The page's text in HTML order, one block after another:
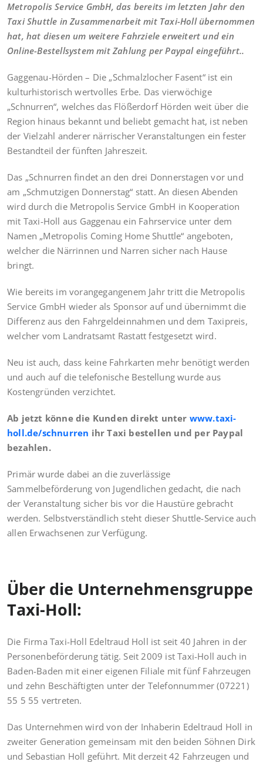
Metropolis Service GmbH, das bereits im letzten Jahr den
Taxi Shuttle in Zusammenarbeit mit Taxi-Holl übernommen
hat, hat diesen um weitere Fahrziele erweitert und ein
Online-Bestellsystem mit Zahlung per Paypal eingeführt..
Gaggenau-Hörden – Die „Schmalzlocher Fasent“ ist ein
kulturhistorisch wertvolles Erbe. Das vierwöchige
„Schnurren“, welches das Flößerdorf Hörden weit über die
Region hinaus bekannt und beliebt gemacht hat, ist neben
der Vielzahl anderer närrischer Veranstaltungen ein fester
Bestandteil der fünften Jahreszeit.
Das „Schnurren findet an den drei Donnerstagen vor und
am „Schmutzigen Donnerstag“ statt. An diesen Abenden
wird durch die Metropolis Service GmbH in Kooperation
mit Taxi-Holl aus Gaggenau ein Fahrservice unter dem
Namen „Metropolis Coming Home Shuttle“ angeboten,
welcher die Närrinnen und Narren sicher nach Hause
bringt.
Wie bereits im vorangegangenem Jahr tritt die Metropolis
Service GmbH wieder als Sponsor auf und übernimmt die
Differenz aus den Fahrgeldeinnahmen und dem Taxipreis,
welcher vom Landratsamt Rastatt festgesetzt wird.
Neu ist auch, dass keine Fahrkarten mehr benötigt werden
und auch auf die telefonische Bestellung wurde aus
Kostengründen verzichtet.
Ab jetzt könne die Kunden direkt unter www.taxi-
holl.de/schnurren ihr Taxi bestellen und per Paypal
bezahlen.
Primär wurde dabei an die zuverlässige
Sammelbeförderung von Jugendlichen gedacht, die nach
der Veranstaltung sicher bis vor die Haustüre gebracht
werden. Selbstverständlich steht dieser Shuttle-Service auch
allen Erwachsenen zur Verfügung.
Über die Unternehmensgruppe
Taxi-Holl:
Die Firma Taxi-Holl Edeltraud Holl ist seit 40 Jahren in der
Personenbeförderung tätig. Seit 2009 ist Taxi-Holl auch in
Baden-Baden mit einer eigenen Filiale mit fünf Fahrzeugen
und zehn Beschäftigten unter der Telefonnummer (07221)
55 5 55 vertreten.
Das Unternehmen wird von der Inhaberin Edeltraud Holl in
zweiter Generation gemeinsam mit den beiden Söhnen Dirk
und Sebastian Holl geführt. Mit derzeit 42 Fahrzeugen und